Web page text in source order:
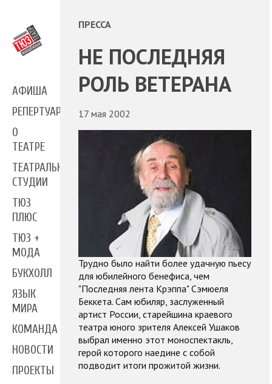
АФИША
РЕПЕРТУАР
О
ТЕАТРЕ
ТЕАТРАЛЬНЫЕ
СТУДИИ
ТЮЗ
ПЛЮС
ТЮЗ +
МОДА
БУКХОЛЛ
ЯЗЫК
МИРА
КОМАНДА
НОВОСТИ
ПРОЕКТЫ
ПРЕССА
НЕ ПОСЛЕДНЯЯ
РОЛЬ ВЕТЕРАНА
17 мая 2002
Трудно было найти более удачную пьесу
для юбилейного бенефиса, чем
"Последняя лента Крэппа" Сэмюеля
Беккета. Сам юбиляр, заслуженный
артист России, старейшина краевого
театра юного зрителя Алексей Ушаков
выбрал именно этот моноспектакль,
герой которого наедине с собой
подводит итоги прожитой жизни.